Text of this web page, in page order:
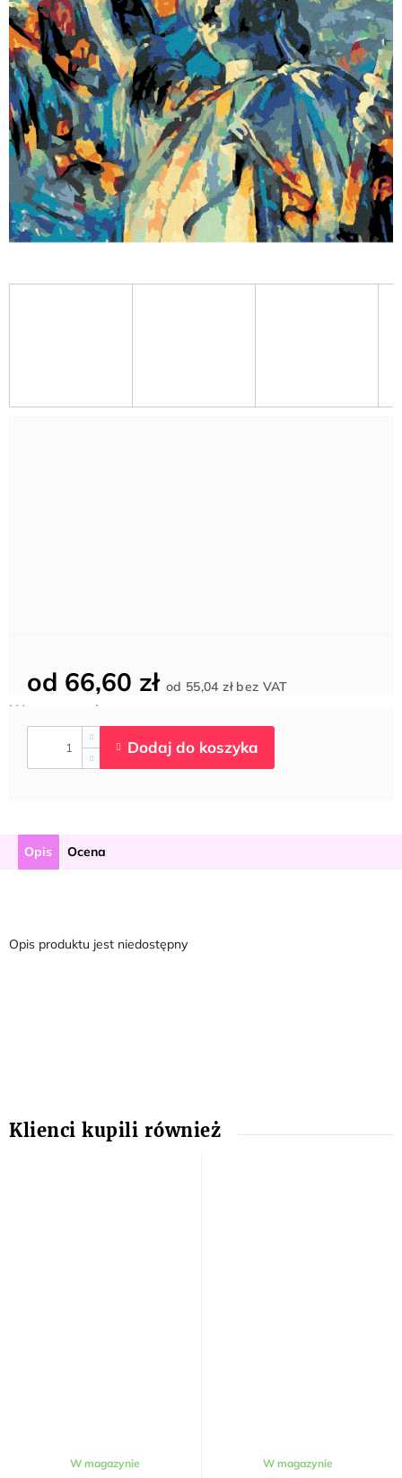
od 66,60 zł od 55,04 złbez VAT
Opis Ocena
Opis produktu jest niedostępny
W magazynie W magazynie